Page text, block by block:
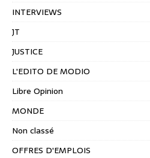
INTERVIEWS
JT
JUSTICE
L'EDITO DE MODIO
Libre Opinion
MONDE
Non classé
OFFRES D'EMPLOIS